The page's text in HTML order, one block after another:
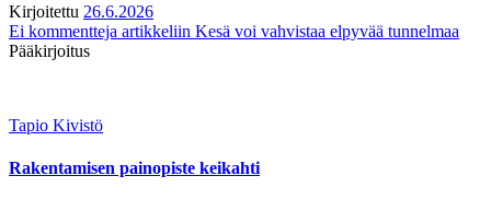
Kirjoitettu 26.6.2026
Ei kommentteja artikkeliin Kesä voi vahvistaa elpyvää tunnelmaa
Pääkirjoitus
Tapio Kivistö
Rakentamisen painopiste keikahti